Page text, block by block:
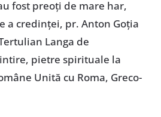
fost preoți de mare har,
a credinței, pr. Anton Goția
Langa de
pietre spirituale la
Unită cu Roma, Greco-